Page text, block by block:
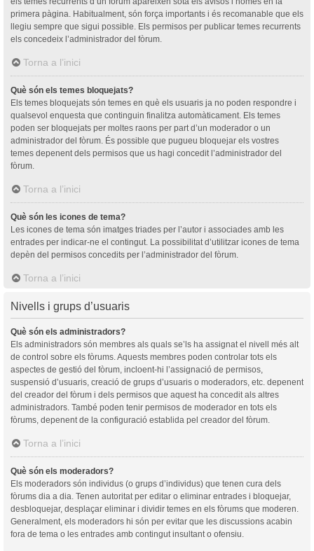
primera pàgina. Habitualment, són força importants i és recomanable que els
llegiu sempre que sigui possible. Els permisos per publicar temes recurrents
els concedeix l’administrador del fòrum.
Torna a l’inici
Què són els temes bloquejats?
Els temes bloquejats són temes en què els usuaris ja no poden respondre i
qualsevol enquesta que continguin finalitza automàticament. Els temes
poden ser bloquejats per moltes raons per part d’un moderador o un
administrador del fòrum. És possible que pugueu bloquejar els vostres
temes depenent dels permisos que us hagi concedit l’administrador del
fòrum.
Torna a l’inici
Què són les icones de tema?
Les icones de tema són imatges triades per l’autor i associades amb les
entrades per indicar-ne el contingut. La possibilitat d’utilitzar icones de tema
depèn del permisos concedits per l’administrador del fòrum.
Torna a l’inici
Nivells i grups d’usuaris
Què són els administradors?
Els administradors són membres als quals se’ls ha assignat el nivell més alt
de control sobre els fòrums. Aquests membres poden controlar tots els
aspectes de gestió del fòrum, incloent-hi l’assignació de permisos,
suspensió d’usuaris, creació de grups d’usuaris o moderadors, etc. depenent
del creador del fòrum i dels permisos que aquest ha concedit als altres
administradors. També poden tenir permisos de moderador en tots els
fòrums, depenent de la configuració establida pel creador del fòrum.
Torna a l’inici
Què són els moderadors?
Els moderadors són individus (o grups d’individus) que tenen cura dels
fòrums dia a dia. Tenen autoritat per editar o eliminar entrades i bloquejar,
desbloquejar, desplaçar eliminar i dividir temes en els fòrums que moderen.
Generalment, els moderadors hi són per evitar que les discussions acabin
fora de tema o les entrades amb contingut insultant o ofensiu.